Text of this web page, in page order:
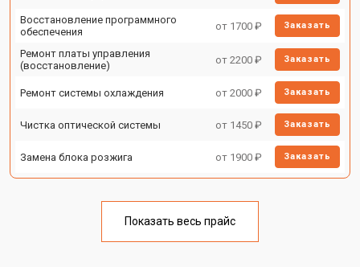
Восстановление программного
обеспечения
от 1700 ₽ Заказать
Ремонт платы управления
(восстановление)
от 2200 ₽ Заказать
Ремонт системы охлаждения от 2000 ₽ Заказать
Чистка оптической системы от 1450 ₽ Заказать
Замена блока розжига от 1900 ₽ Заказать
Показать весь прайс